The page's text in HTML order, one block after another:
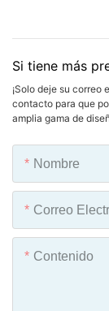
Si tiene más
¡Solo deje su
contacto para que
amplia gama de
Nombre
Correo
Contenido